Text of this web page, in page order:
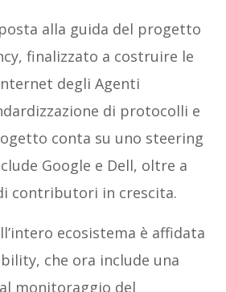
alla guida del progetto
finalizzato a costruire le
degli Agenti
di protocolli e
conta su uno steering
Google e Dell, oltre a
contributori in crescita.
ecosistema è affidata
che ora include una
monitoraggio del